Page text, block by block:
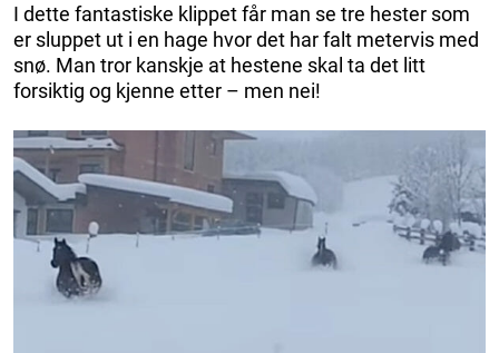
I dette fantastiske klippet får man se tre hester som
er sluppet ut i en hage hvor det har falt metervis med
snø. Man tror kanskje at hestene skal ta det litt
forsiktig og kjenne etter – men nei!